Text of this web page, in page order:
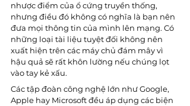
nhược điểm của ổ cứng truyền thống,
nhưng điều đó không có nghĩa là bạn nên
đưa mọi thông tin của mình lên mạng. Có
những loại tài liệu tuyệt đối không nên
xuất hiện trên các máy chủ đám mây vì
hậu quả sẽ rất khôn lường nếu chúng lọt
vào tay kẻ xấu.
Các tập đoàn công nghệ lớn như Google,
Apple hay Microsoft đều áp dụng các biện